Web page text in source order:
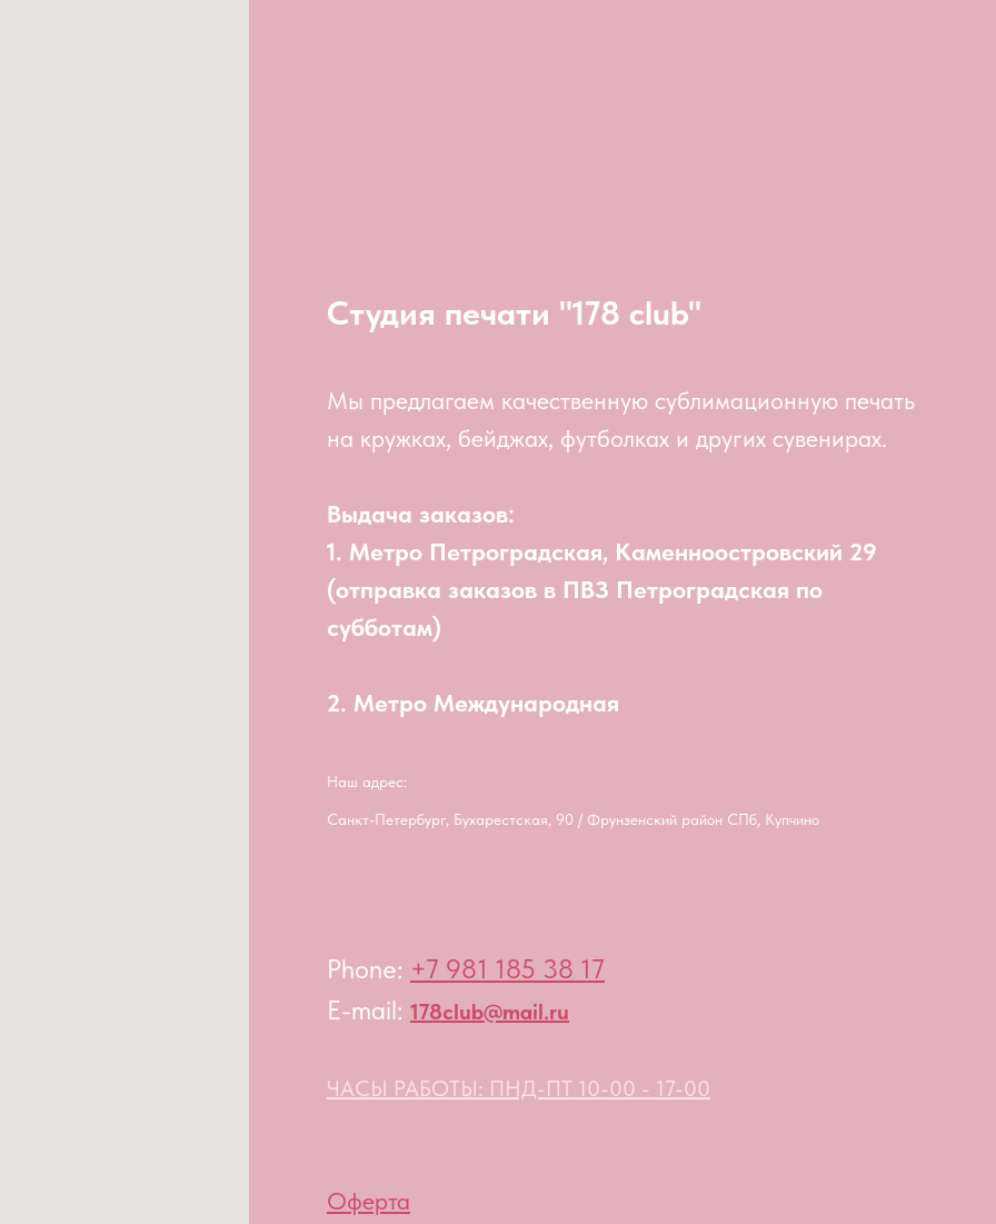
Студия печати "178 club"
Мы предлагаем качественную сублимационную печать
на кружках, бейджах, футболках и других сувенирах.
Выдача заказов:
1. Метро Петроградская, Каменноостровский 29
(отправка заказов в ПВЗ Петроградская по
субботам)
2. Метро Международная
Наш адрес:
Санкт-Петербург, Бухарестская, 90 / Фрунзенский район СПб, Купчино
Phone: +7 981 185 38 17
E-mail: 178club@mail.ru
ЧАСЫ РАБОТЫ: ПНД-ПТ 10-00 - 17-00
Оферта